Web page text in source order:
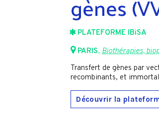
PLATEFORME IBiSA
PARIS,Biothérapies,
Transfert de gènes par
recombinants, et
Découvrir la